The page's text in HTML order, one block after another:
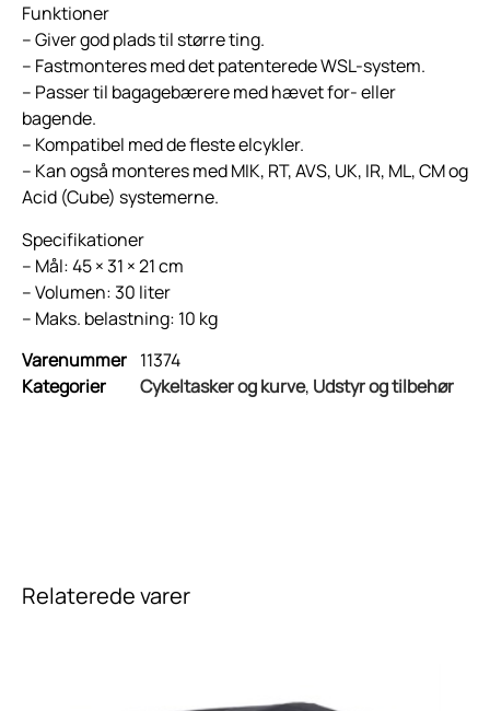
Funktioner
– Giver god plads til større ting.
– Fastmonteres med det patenterede WSL-system.
– Passer til bagagebærere med hævet for- eller
bagende.
– Kompatibel med de fleste elcykler.
– Kan også monteres med MIK, RT, AVS, UK, IR, ML, CM og
Acid (Cube) systemerne.
Specifikationer
– Mål: 45 × 31 × 21 cm
– Volumen: 30 liter
– Maks. belastning: 10 kg
Varenummer 11374
Kategorier
Cykeltasker og kurve, Udstyr og tilbehør
Relaterede varer